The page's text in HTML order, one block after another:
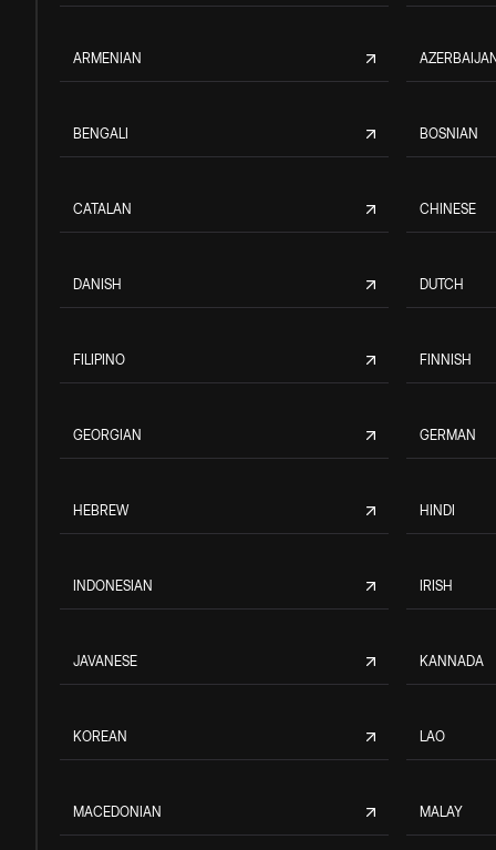
ARMENIAN
BENGALI BOSNIAN
CATALAN CHINESE
DANISH DUTCH
FILIPINO FINNISH
GEORGIAN GERMAN
HEBREW HINDI
INDONESIAN IRISH
JAVANESE KANNADA
KOREAN LAO
MACEDONIAN MALAY